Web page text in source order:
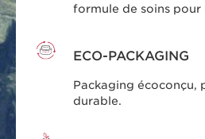
formule de soins pour
ECO-PACKAGING
Packaging écoconçu,
durable.